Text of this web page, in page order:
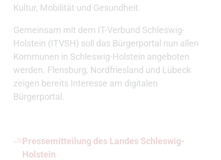
Kultur, Mobilität und Gesundheit.
Gemeinsam mit dem IT-Verbund Schleswig-
Holstein (ITVSH) soll das Bürgerportal nun allen
Kommunen in Schleswig-Holstein angeboten
werden. Flensburg, Nordfriesland und Lübeck
zeigen bereits Interesse am digitalen
Bürgerportal.
Pressemitteilung des Landes Schleswig-
Holstein